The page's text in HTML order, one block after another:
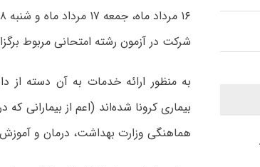
شرکت در آزمون رشته امتحانی مربوط
بیماری کرونا شده‌اند (اعم از بیمارانی
هماهنگی وزارت بهداشت، درمان و آموزش